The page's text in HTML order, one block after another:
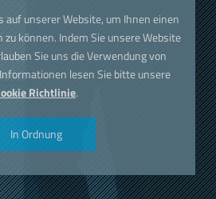
auf unserer Website, um Ihnen einen
zu können. Indem Sie unsere Website
Sie uns die Verwendung von
lesen Sie bitte unsere
Richtlinie.
In Ordnung